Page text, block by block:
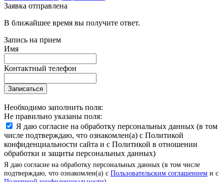
Заявка отправлена
В ближайшее время вы получите ответ.
Запись на прием
Имя
Контактный телефон
Записаться
Необходимо заполнить поля:
Не правильно указаны поля:
Я даю согласие на обработку персональных данных (в том
числе подтверждаю, что ознакомлен(а) с Политикой
конфиденциальности сайта и с Политикой в отношении
обработки и защиты персональных данных)
Я даю согласие на обработку персональных данных (в том числе
подтверждаю, что ознакомлен(а) с Пользовательским соглашением и с